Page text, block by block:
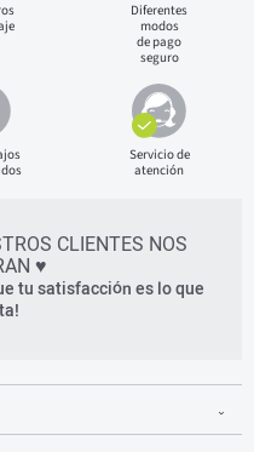
Diferentes
modos
de pago
seguro
Servicio de
atención
CLIENTES NOS
♥
tu satisfacción es lo que